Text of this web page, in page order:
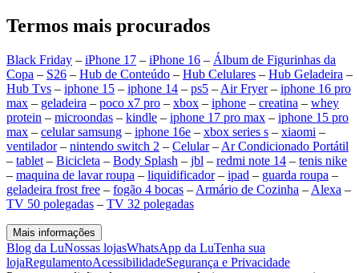
Termos mais procurados
Black Friday – iPhone 17 – iPhone 16 – Álbum de Figurinhas da
Copa – S26 – Hub de Conteúdo – Hub Celulares – Hub Geladeira –
Hub Tvs – iphone 15 – iphone 14 – ps5 – Air Fryer– iphone 16 pro
max – geladeira – poco x7 pro – xbox – iphone – creatina – whey
protein – microondas – kindle – iphone 17 pro max – iphone 15 pro
max – celular samsung – iphone 16e – xbox series s – xiaomi –
ventilador– nintendo switch 2 – Celular– Ar Condicionado Portátil
– tablet – Bicicleta – Body Splash – jbl – redmi note 14 – tenis nike
– maquina de lavar roupa – liquidificador– ipad – guarda roupa –
geladeira frost free – fogão 4 bocas – Armário de Cozinha – Alexa –
TV 50 polegadas – TV 32 polegadas
Mais informações
Blog da LuNossas lojasWhatsApp da LuTenha sua
lojaRegulamentoAcessibilidadeSegurança e Privacidade